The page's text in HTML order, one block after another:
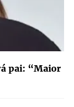
pai: “Maior